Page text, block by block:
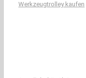
Werkzeugtrolley kaufen